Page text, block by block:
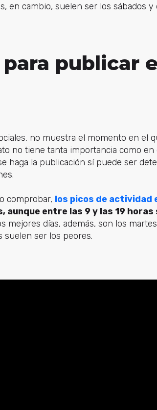
en cambio, suelen ser los sábados y
publicar
no muestra el momento en el
no tiene tanta importancia como en
haga la publicación sí puede ser
comprobar, los picos de actividad
aunque entre las 9 y las 19 horas
mejores días, además, son los
suelen ser los peores.